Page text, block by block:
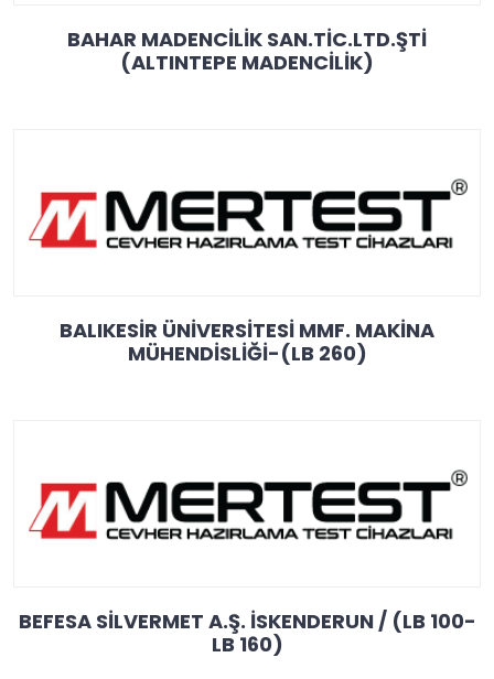
BAHAR MADENCİLİK SAN.TİC.LTD.ŞTİ
(ALTINTEPE MADENCİLİK)
BALIKESİR ÜNİVERSİTESİ MMF. MAKİNA
MÜHENDİSLİĞİ-(LB 260)
BEFESA SİLVERMET A.Ş. İSKENDERUN / (LB 100-
LB 160)